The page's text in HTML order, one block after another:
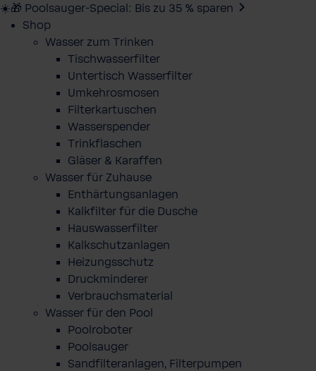
☀️🎁 Poolsauger-Special: Bis zu 35 % sparen
Shop
Wasser zum Trinken
Tischwasserfilter
Untertisch Wasserfilter
Umkehrosmosen
Filterkartuschen
Wasserspender
Trinkflaschen
Gläser & Karaffen
Wasser für Zuhause
Enthärtungsanlagen
Kalkfilter für die Dusche
Hauswasserfilter
Kalkschutzanlagen
Heizungsschutz
Druckminderer
Verbrauchsmaterial
Wasser für den Pool
Poolroboter
Poolsauger
Sandfilteranlagen, Filterpumpen